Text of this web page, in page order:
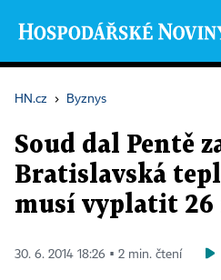
HN.cz › Byznys
Soud dal Pentě
Bratislavská
musí vyplatit
30. 6. 2014 18:26 ▪ 2 min. čtení